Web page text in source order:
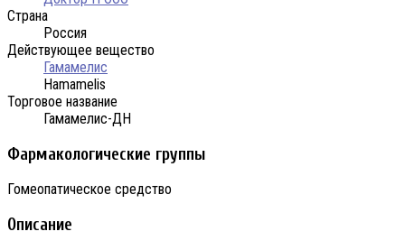
Страна
Россия
Действующее вещество
Гамамелис
Hamamelis
Торговое название
Гамамелис-ДН
Фармакологические группы
Гомеопатическое средство
Описание